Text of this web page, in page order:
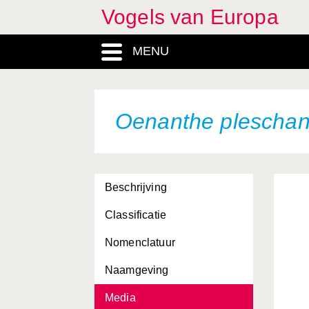
Vogels van Europa
MENU
Oenanthe
Beschrijving
Classificatie
Nomenclatuur
Naamgeving
Media